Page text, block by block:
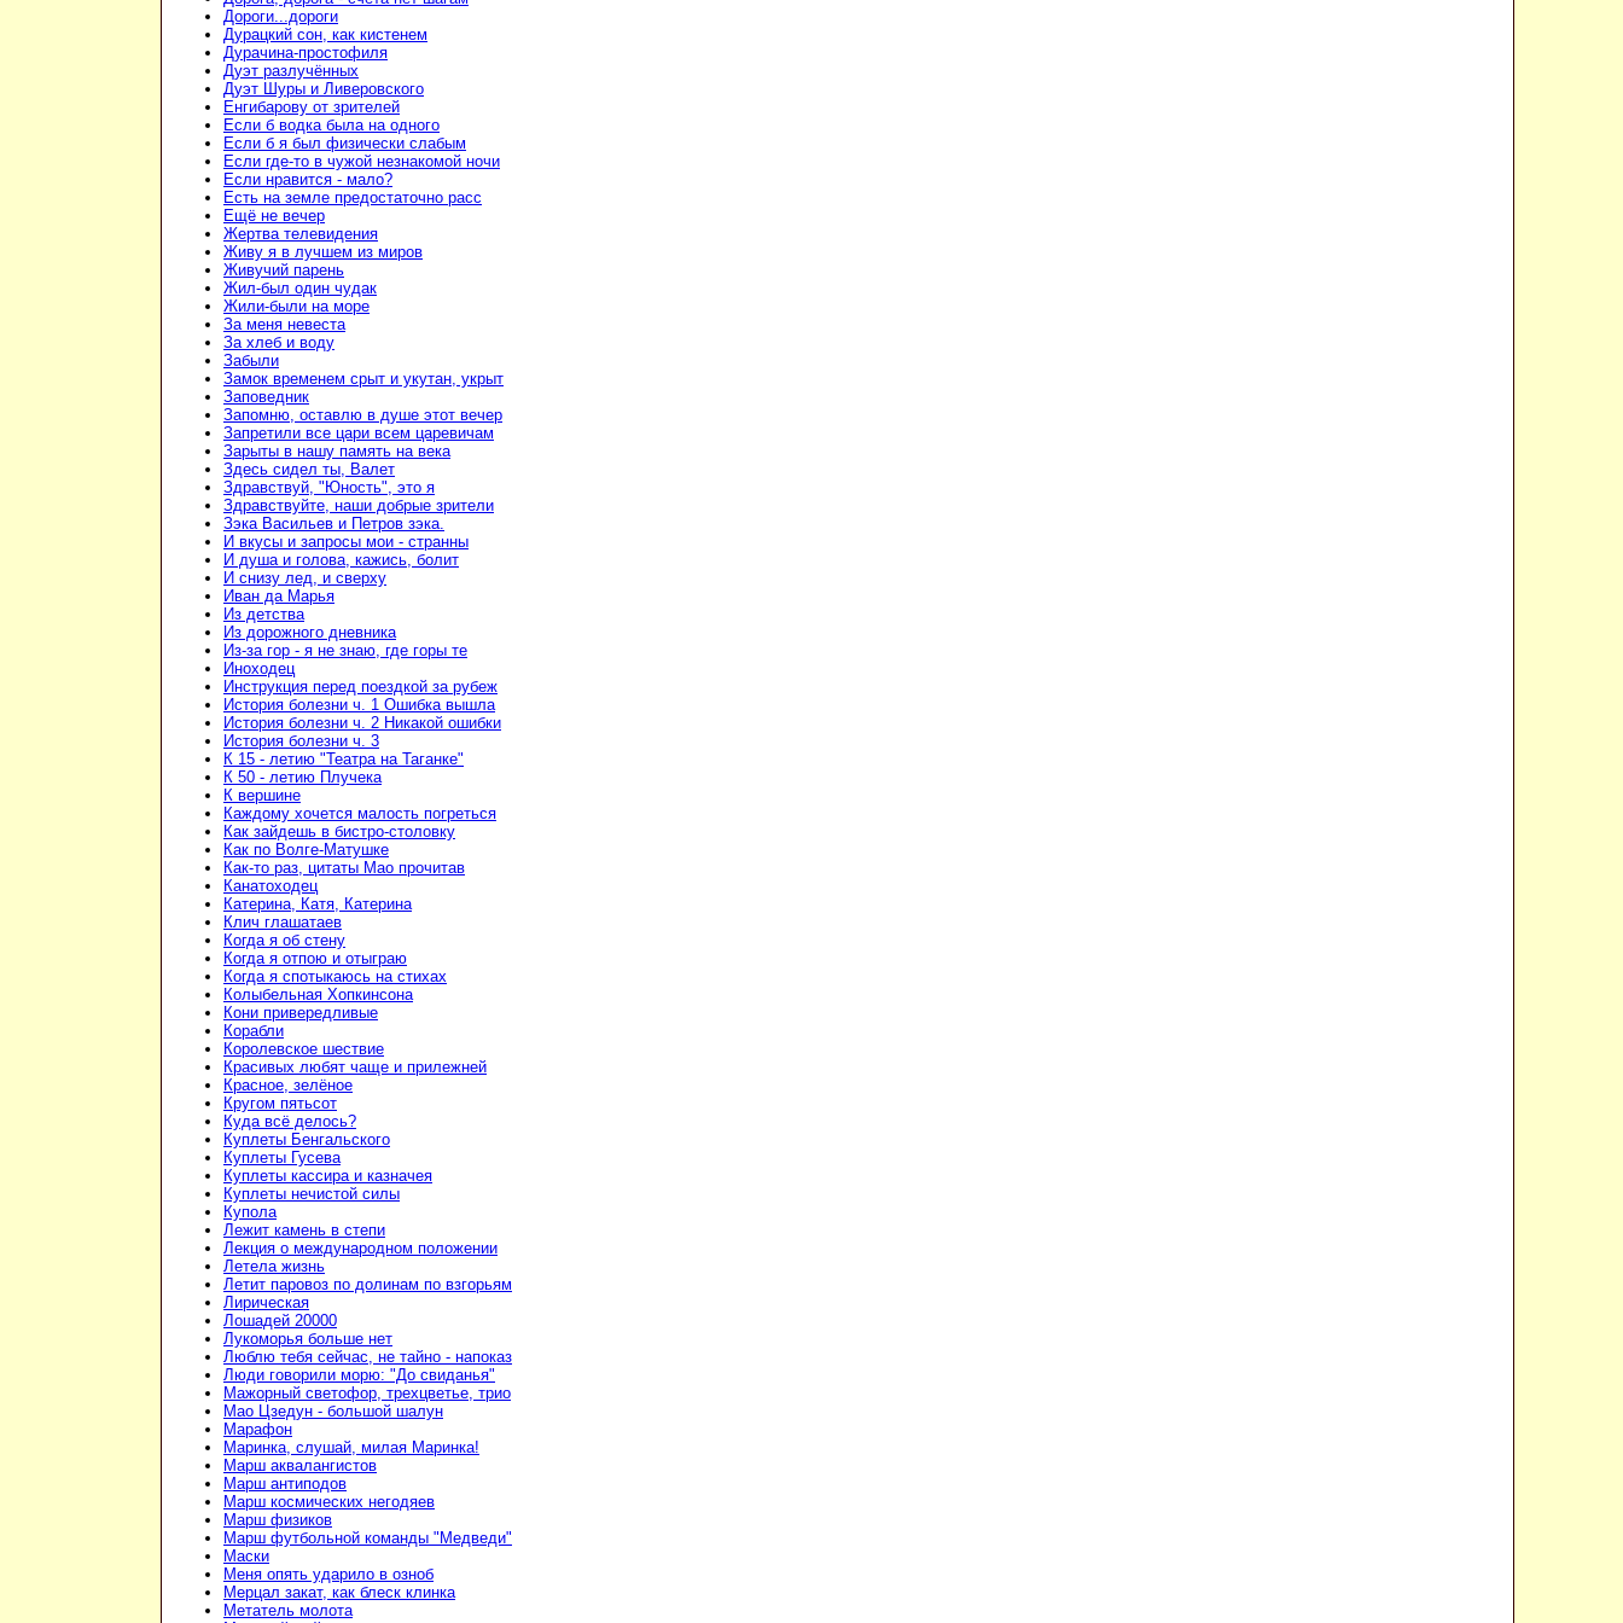
Дороги...дороги
Дурацкий сон, как кистенем
Дурачина-простофиля
Дуэт разлучённых
Дуэт Шуры и Ливеровского
Енгибарову от зрителей
Если б водка была на одного
Если б я был физически слабым
Если где-то в чужой незнакомой ночи
Если нравится - мало?
Есть на земле предостаточно расс
Ещё не вечер
Жертва телевидения
Живу я в лучшем из миров
Живучий парень
Жил-был один чудак
Жили-были на море
За меня невеста
За хлеб и воду
Забыли
Замок временем срыт и укутан, укрыт
Заповедник
Запомню, оставлю в душе этот вечер
Запретили все цари всем царевичам
Зарыты в нашу память на века
Здесь сидел ты, Валет
Здравствуй, "Юность", это я
Здравствуйте, наши добрые зрители
Зэка Васильев и Петров зэка.
И вкусы и запросы мои - странны
И душа и голова, кажись, болит
И снизу лед, и сверху
Иван да Марья
Из детства
Из дорожного дневника
Из-за гор - я не знаю, где горы те
Иноходец
Инструкция перед поездкой за рубеж
История болезни ч. 1 Ошибка вышла
История болезни ч. 2 Никакой ошибки
История болезни ч. 3
К 15 - летию "Театра на Таганке"
К 50 - летию Плучека
К вершине
Каждому хочется малость погреться
Как зайдешь в бистро-столовку
Как по Волге-Матушке
Как-то раз, цитаты Мао прочитав
Канатоходец
Катерина, Катя, Катерина
Клич глашатаев
Когда я об стену
Когда я отпою и отыграю
Когда я спотыкаюсь на стихах
Колыбельная Хопкинсона
Кони привередливые
Корабли
Королевское шествие
Красивых любят чаще и прилежней
Красное, зелёное
Кругом пятьсот
Куда всё делось?
Куплеты Бенгальского
Куплеты Гусева
Куплеты кассира и казначея
Куплеты нечистой силы
Купола
Лежит камень в степи
Лекция о международном положении
Летела жизнь
Летит паровоз по долинам по взгорьям
Лирическая
Лошадей 20000
Лукоморья больше нет
Люблю тебя сейчас, не тайно - напоказ
Люди говорили морю: "До свиданья"
Мажорный светофор, трехцветье, трио
Мао Цзедун - большой шалун
Марафон
Маринка, слушай, милая Маринка!
Марш аквалангистов
Марш антиподов
Марш космических негодяев
Марш физиков
Марш футбольной команды "Медведи"
Маски
Меня опять ударило в озноб
Мерцал закат, как блеск клинка
Метатель молота